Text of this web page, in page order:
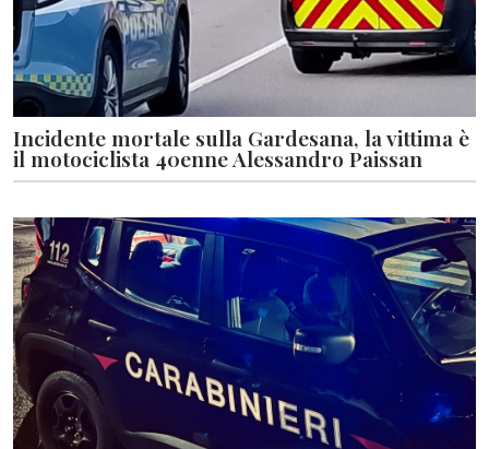
Incidente mortale sulla Gardesana, la vittima è
il motociclista 40enne Alessandro Paissan